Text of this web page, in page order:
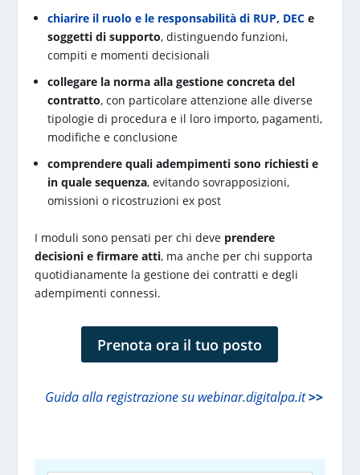
chiarire il ruolo e le responsabilità di RUP, DECe
soggetti di supporto, distinguendo funzioni,
compiti e momenti decisionali
collegare la norma alla gestione concreta del
contratto, con particolare attenzione alle diverse
tipologie di procedura e il loro importo, pagamenti,
modifiche e conclusione
comprendere quali adempimenti sono richiesti e
in quale sequenza, evitando sovrapposizioni,
omissioni o ricostruzioni ex post
I moduli sono pensati per chi deve prendere
decisioni e firmare atti, ma anche per chi supporta
quotidianamente la gestione dei contratti e degli
adempimenti connessi.
Prenota ora il tuo posto
Guida alla registrazione su webinar.digitalpa.it>>